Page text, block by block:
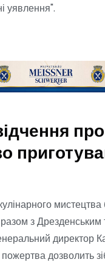
уявлення".
про
з Дрезденським
директор
дозволить